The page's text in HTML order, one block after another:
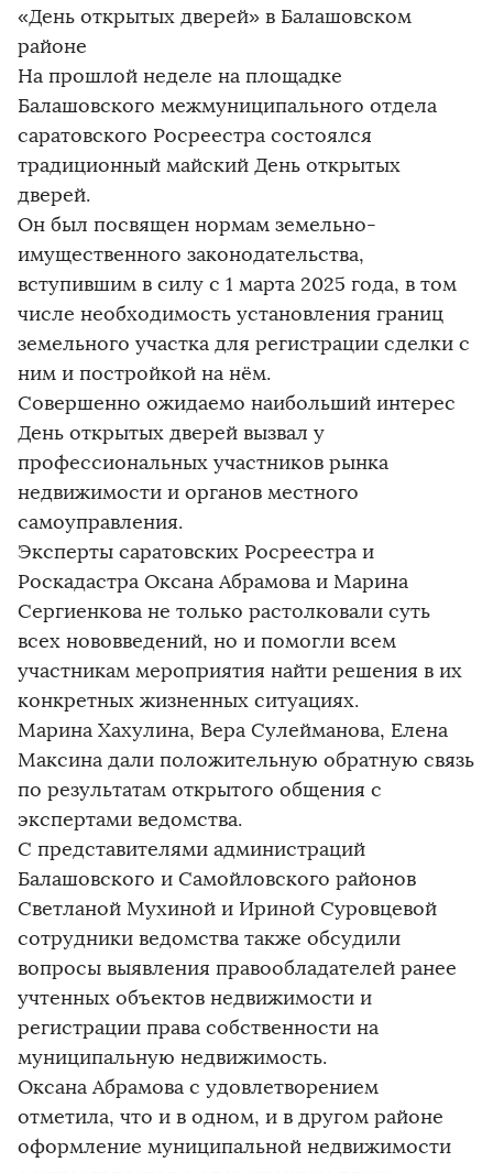
«День открытых дверей» в Балашовском
районе
На прошлой неделе на площадке
Балашовского межмуниципального отдела
саратовского Росреестра состоялся
традиционный майский День открытых
дверей.
Он был посвящен нормам земельно-
имущественного законодательства,
вступившим в силу с 1 марта 2025 года, в том
числе необходимость установления границ
земельного участка для регистрации сделки с
ним и постройкой на нём.
Совершенно ожидаемо наибольший интерес
День открытых дверей вызвал у
профессиональных участников рынка
недвижимости и органов местного
самоуправления.
Эксперты саратовских Росреестра и
Роскадастра Оксана Абрамова и Марина
Сергиенкова не только растолковали суть
всех нововведений, но и помогли всем
участникам мероприятия найти решения в их
конкретных жизненных ситуациях.
Марина Хахулина, Вера Сулейманова, Елена
Максина дали положительную обратную связь
по результатам открытого общения с
экспертами ведомства.
С представителями администраций
Балашовского и Самойловского районов
Светланой Мухиной и Ириной Суровцевой
сотрудники ведомства также обсудили
вопросы выявления правообладателей ранее
учтенных объектов недвижимости и
регистрации права собственности на
муниципальную недвижимость.
Оксана Абрамова с удовлетворением
отметила, что и в одном, и в другом районе
оформление муниципальной недвижимости